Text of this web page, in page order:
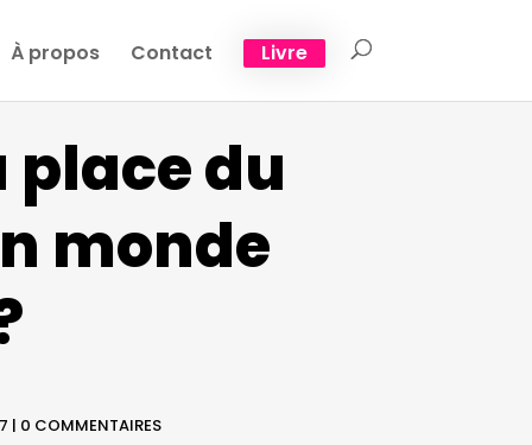
À propos Contact Livre
place du
monde
| 0 COMMENTAIRES